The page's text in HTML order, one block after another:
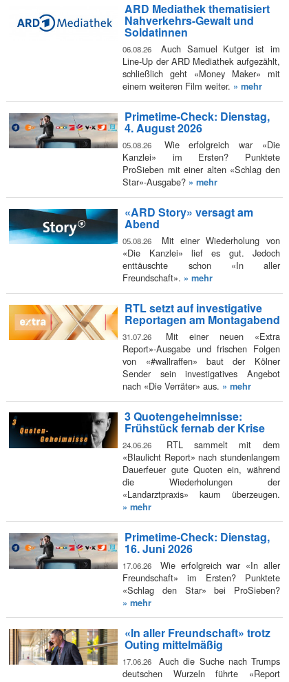
ARD Mediathek thematisiert
Nahverkehrs-Gewalt und
Soldatinnen
06.08.26
Auch Samuel Kutger ist im
Line-Up der ARD Mediathek aufgezählt,
schließlich geht «Money Maker» mit
einem weiteren Film weiter. » mehr
Primetime-Check: Dienstag,
4. August 2026
05.08.26
Wie erfolgreich war «Die
Kanzlei» im Ersten? Punktete
ProSieben mit einer alten «Schlag den
Star»-Ausgabe? » mehr
«ARD Story» versagt am
Abend
05.08.26
Mit einer Wiederholung von
«Die Kanzlei» lief es gut. Jedoch
enttäuschte schon «In aller
Freundschaft». » mehr
RTL setzt auf investigative
Reportagen am Montagabend
31.07.26
Mit einer neuen «Extra
Report»-Ausgabe und frischen Folgen
von «#wallraffen» baut der Kölner
Sender sein investigatives Angebot
nach «Die Verräter» aus. » mehr
3 Quotengeheimnisse:
Frühstück fernab der Krise
24.06.26
RTL sammelt mit dem
«Blaulicht Report» nach stundenlangem
Dauerfeuer gute Quoten ein, während
die Wiederholungen der
«Landarztpraxis» kaum überzeugen.
» mehr
Primetime-Check: Dienstag,
16. Juni 2026
17.06.26
Wie erfolgreich war «In aller
Freundschaft» im Ersten? Punktete
«Schlag den Star» bei ProSieben?
» mehr
«In aller Freundschaft» trotz
Outing mittelmäßig
17.06.26
Auch die Suche nach Trumps
deutschen Wurzeln führte «Report